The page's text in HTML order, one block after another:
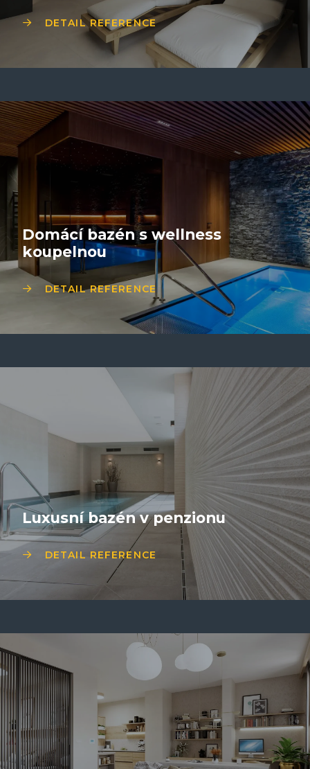
DETAIL REFERENCE
Domácí bazén s wellness
koupelnou
DETAIL REFERENCE
Luxusní bazén v penzionu
DETAIL REFERENCE